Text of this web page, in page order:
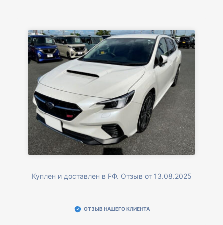
Куплен и доставлен в РФ. Отзыв от 13.08.2025
ОТЗЫВ НАШЕГО КЛИЕНТА